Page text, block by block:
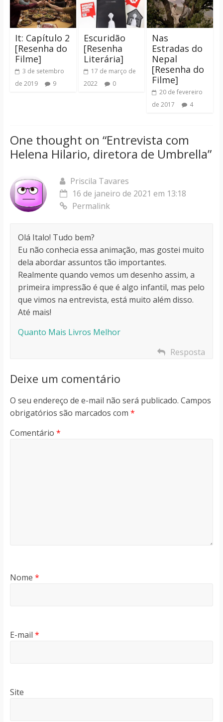
It: Capítulo 2
[Resenha do
Filme]
3 de setembro
de 2019
9
Escuridão
[Resenha
Literária]
17 de março de
2022
0
Nas
Estradas do
Nepal
[Resenha do
Filme]
20 de fevereiro
de 2017
4
One thought on “Entrevista com
Helena Hilario, diretora de Umbrella”
Priscila Tavares
16 de janeiro de 2021 em 13:18
Permalink
Olá Italo! Tudo bem?
Eu não conhecia essa animação, mas gostei muito
dela abordar assuntos tão importantes.
Realmente quando vemos um desenho assim, a
primeira impressão é que é algo infantil, mas pelo
que vimos na entrevista, está muito além disso.
Até mais!
Quanto Mais Livros Melhor
Resposta
Deixe um comentário
O seu endereço de e-mail não será publicado. Campos
obrigatórios são marcados com *
Comentário *
Nome *
E-mail *
Site